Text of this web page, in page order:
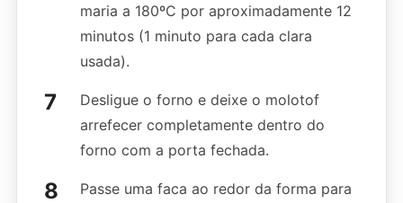
maria a 180ºC por aproximadamente 12
minutos (1 minuto para cada clara
usada).
Desligue o forno e deixe o molotof
arrefecer completamente dentro do
forno com a porta fechada.
Passe uma faca ao redor da forma para